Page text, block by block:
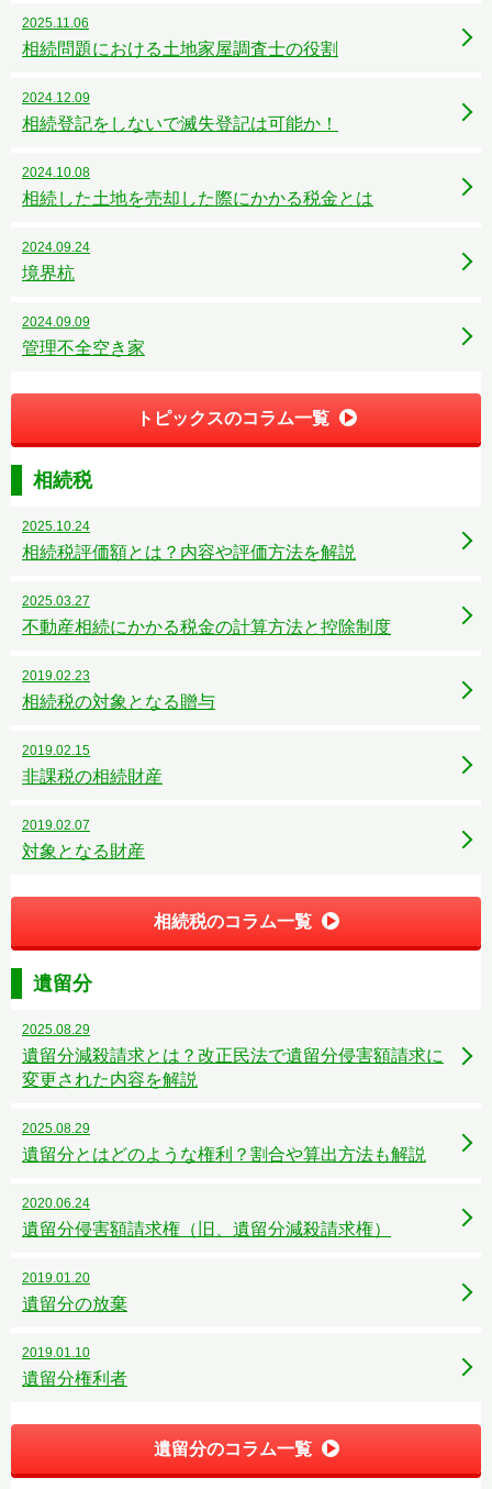
2025.11.06
相続問題における土地家屋調査士の役割
2024.12.09
相続登記をしないで滅失登記は可能か！
2024.10.08
相続した土地を売却した際にかかる税金とは
2024.09.24
境界杭
2024.09.09
管理不全空き家
トピックスのコラム一覧
相続税
2025.10.24
相続税評価額とは？内容や評価方法を解説
2025.03.27
不動産相続にかかる税金の計算方法と控除制度
2019.02.23
相続税の対象となる贈与
2019.02.15
非課税の相続財産
2019.02.07
対象となる財産
相続税のコラム一覧
遺留分
2025.08.29
遺留分減殺請求とは？改正民法で遺留分侵害額請求に
変更された内容を解説
2025.08.29
遺留分とはどのような権利？割合や算出方法も解説
2020.06.24
遺留分侵害額請求権（旧、遺留分減殺請求権）
2019.01.20
遺留分の放棄
2019.01.10
遺留分権利者
遺留分のコラム一覧